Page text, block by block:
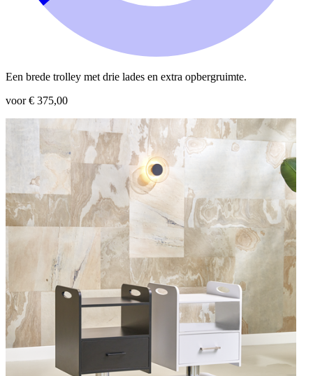
Een brede trolley met drie lades en extra opbergruimte.
voor € 375,00